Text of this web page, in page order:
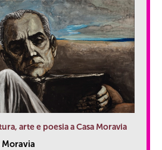
arte e poesia a Casa Moravia